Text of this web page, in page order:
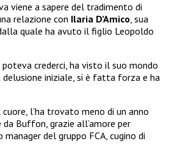
viene a sapere del tradimento di
relazione con Ilaria D’Amico, sua
quale ha avuto il figlio Leopoldo
poteva crederci, ha visto il suo mondo
iniziale, si è fatta forza e ha
l’ha trovato meno di un anno
Buffon, grazie all’amore per
del gruppo FCA, cugino di